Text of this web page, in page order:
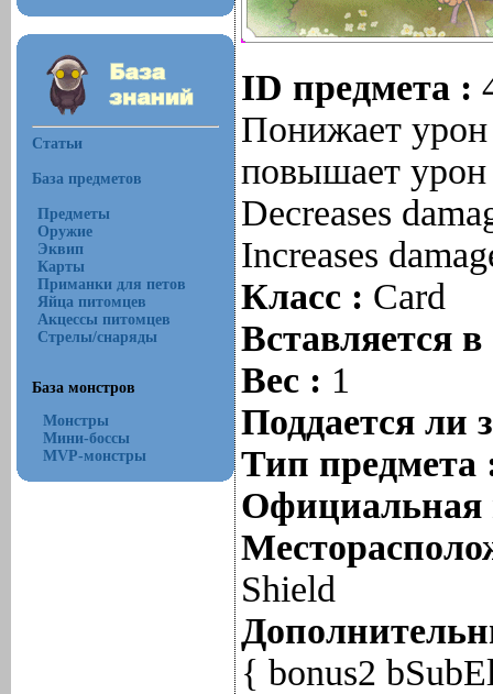
Статьи
База предметов
Предметы
Оружие
Эквип
Карты
Приманки для петов
Яйца питомцев
Акцессы питомцев
Стрелы/снаряды
База монстров
Монстры
Мини-боссы
MVP-монстры
ID предмета :
Понижает
повышает
Decreases
Increases
Класс : Card
Вставляется
Вес : 1
Поддается ли
Тип
Shield
{ bonus2